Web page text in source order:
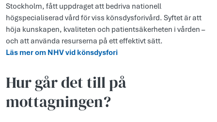
Stockholm, fått uppdraget att bedriva nationell
högspecialiserad vård för viss könsdysforivård. Syftet är att
höja kunskapen, kvaliteten och patientsäkerheten i vården –
och att använda resurserna på ett effektivt sätt.
Läs mer om NHV vid könsdysfori
Hur går det till på
mottagningen?